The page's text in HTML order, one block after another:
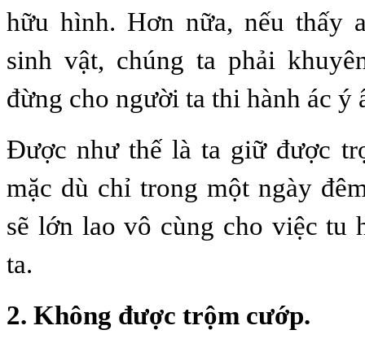
hữu hình. Hơn nữa, nếu thấy
sinh vật, chúng ta phải
đừng cho người ta thi hành ác ý
Ðược như thế là ta giữ được
mặc dù chỉ trong một ngày
sẽ lớn lao vô cùng cho việc tu
ta.
2. Không được trộm cướp.